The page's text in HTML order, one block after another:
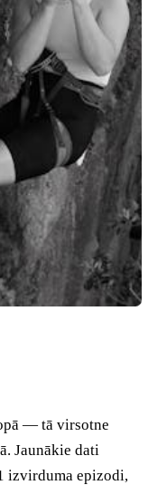
— tā virsotne
Jaunākie dati
izvirduma epizodi,